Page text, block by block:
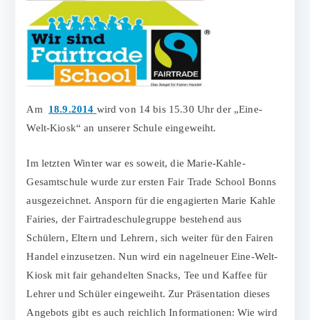
Am 18.9.2014 wird von 14 bis 15.30 Uhr der „Eine-
Welt-Kiosk“ an unserer Schule eingeweiht.
Im letzten Winter war es soweit, die Marie-Kahle-
Gesamtschule wurde zur ersten Fair Trade School Bonns
ausgezeichnet. Ansporn für die engagierten Marie Kahle
Fairies, der Fairtradeschulegruppe bestehend aus
Schülern, Eltern und Lehrern, sich weiter für den Fairen
Handel einzusetzen. Nun wird ein nagelneuer Eine-Welt-
Kiosk mit fair gehandelten Snacks, Tee und Kaffee für
Lehrer und Schüler eingeweiht. Zur Präsentation dieses
Angebots gibt es auch reichlich Informationen: Wie wird